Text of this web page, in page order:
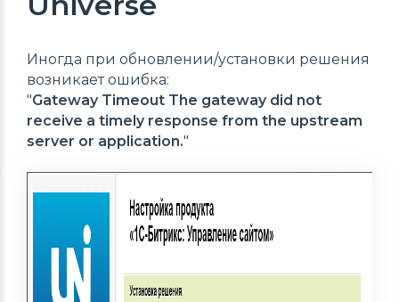
Иногда при обновлении/установки решения
возникает ошибка:
"Gateway Timeout The gateway did not
receive a timely response from the upstream
server or application."